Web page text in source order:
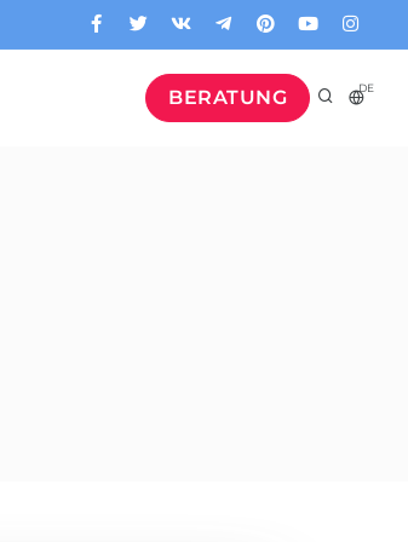
BERATUNG DE